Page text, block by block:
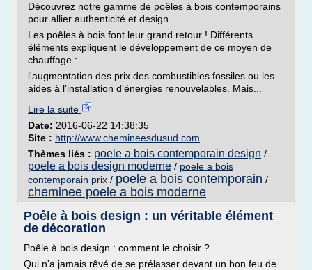
Découvrez notre gamme de poêles à bois contemporains
pour allier authenticité et design.
Les poêles à bois font leur grand retour ! Différents
éléments expliquent le développement de ce moyen de
chauffage :
l'augmentation des prix des combustibles fossiles ou les
aides à l'installation d'énergies renouvelables. Mais...
Lire la suite
Date: 2016-06-22 14:38:35
Site : http://www.chemineesdusud.com
Thèmes liés : poele a bois contemporain design /
poele a bois design moderne / poele a bois
contemporain prix / poele a bois contemporain /
cheminee poele a bois moderne
Poêle à bois design : un véritable élément
de décoration
Poêle à bois design : comment le choisir ?
Qui n'a jamais rêvé de se prélasser devant un bon feu de